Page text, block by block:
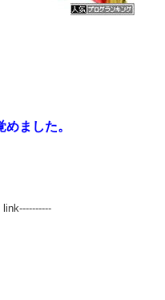
ました。
link----------